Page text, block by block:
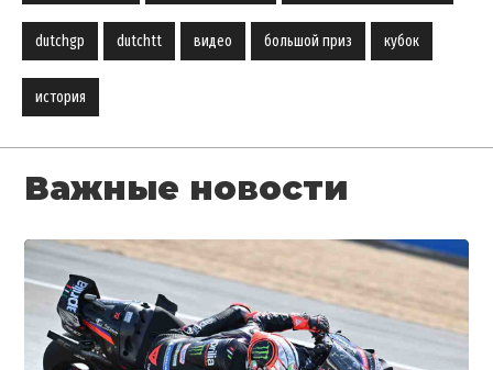
dutchgp dutchtt видео большой приз кубок
история
Важные новости